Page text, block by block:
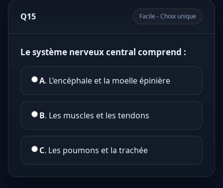
Q15 Facile - Choix unique
Le système nerveux central comprend :
A. L’encéphale et la moelle épinière
B. Les muscles et les tendons
C. Les poumons et la trachée